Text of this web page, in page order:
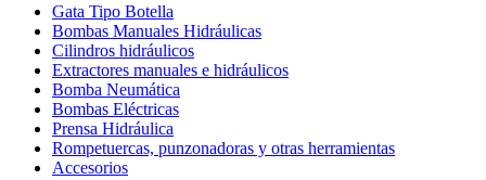
Gata Tipo Botella
Bombas Manuales Hidráulicas
Cilindros hidráulicos
Extractores manuales e hidráulicos
Bomba Neumática
Bombas Eléctricas
Prensa Hidráulica
Rompetuercas, punzonadoras y otras herramientas
Accesorios